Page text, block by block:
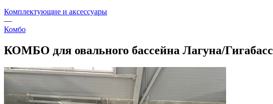
Комплектующие и аксессуары
—
Комбо
КОМБО для овального бассейна Лагуна/Гигабасс